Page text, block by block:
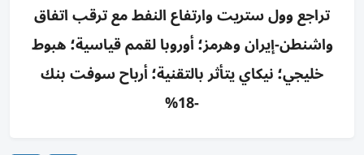
تراجع وول ستريت وارتفاع النفط مع ترقب اتفاق
واشنطن-إيران وهرمز؛ أوروبا لقمم قياسية؛ هبوط
خليجي؛ نيكاي يتأثر بالتقنية؛ أرباح سوفت بنك
-18%